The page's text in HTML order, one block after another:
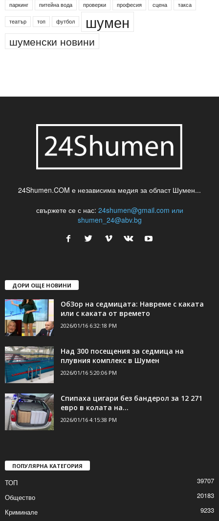
паркинг питейна вода проверки професия сцена такса
театър топ футбол шумен
шуменски новини
24Shumen.COM е независима медия за област Шумен...
свържете се с нас: 24shumen@gmail.com или
shumen_24@abv.bg
ДОРИ ОЩЕ НОВИНИ
ОбЗор на седмицата: Навреме с каката
или с каката от времето
2026/01/16 6:32:18 PM
Над 300 посещения за седмица на
плувния комплекс в Шумен
2026/01/16 5:20:06 PM
Спипаха цигари без бандерол за 12 271
евро в колата на...
2026/01/16 4:15:38 PM
ПОПУЛЯРНА КАТЕГОРИЯ
ТОП
39707
Общество
20183
Криминале
9233